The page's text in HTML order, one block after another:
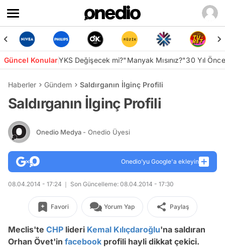
Güncel KonularYKS Değişecek mi?"Manyak Mısınız?"30 Yıl
Haberler Gündem Saldırganın İlginç Profili
Saldırganın İlginç Profili
Onedio Medya - Onedio Üyesi
Onedio’yu Google'a ekleyin
08.04.2014 - 17:24 Son Güncelleme: 08.04.2014 - 17:30
Favori Yorum Yap Paylaş
Meclis'te CHP lideri Kemal Kılıçdaroğlu'na saldıran
Orhan Övet'in facebook profili hayli dikkat çekici.